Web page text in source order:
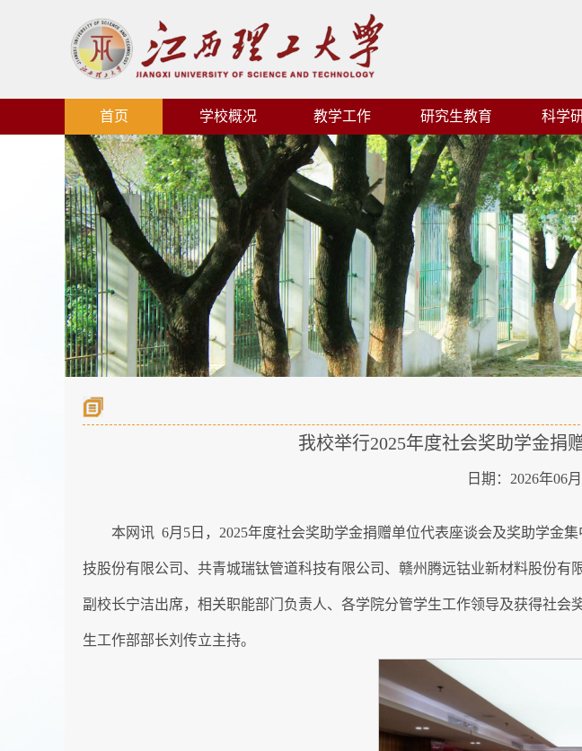
首页 学校概况 教学工作 研究生教育 科学
我校举行2025年度社会奖助学金捐
日期：2026年06
本网讯 6月5日，2025年度社会奖助学金捐赠单位代表座谈会及奖助学金
技股份有限公司、共青城瑞钛管道科技有限公司、赣州腾远钴业新材料股份有
副校长宁洁出席，相关职能部门负责人、各学院分管学生工作领导及获得社
生工作部部长刘传立主持。